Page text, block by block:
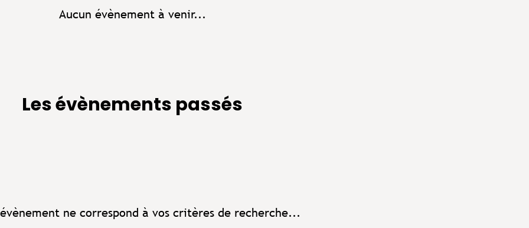
Aucun évènement à venir...
Les évènements passés
ne correspond à vos critères de recherche...